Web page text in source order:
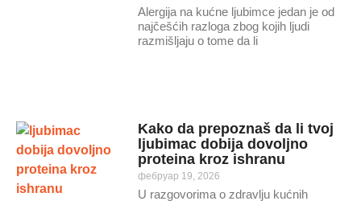
Alergija na kućne ljubimce jedan je od
najčešćih razloga zbog kojih ljudi
razmišljaju o tome da li
Kako da prepoznaš da li tvoj
ljubimac dobija dovoljno
proteina kroz ishranu
фебруар 19, 2026
U razgovorima o zdravlju kućnih